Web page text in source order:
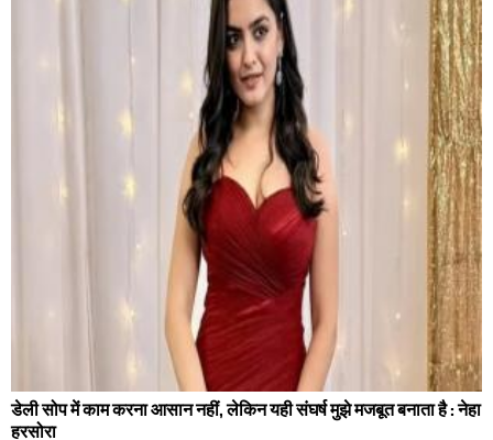
डेली सोप में काम करना आसान नहीं, लेकिन यही संघर्ष मुझे मजबूत बनाता है : नेहा
हरसोरा